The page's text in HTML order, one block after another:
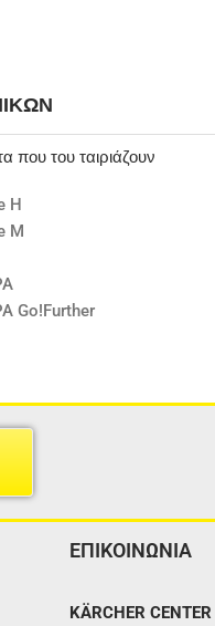
που του ταιριάζουν
H
M
Go!Further
ΕΠΙΚΟΙΝΩΝΙΑ
KÄRCHER